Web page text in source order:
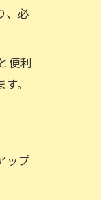
、必
便利
。
ップ